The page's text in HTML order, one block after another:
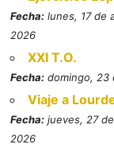
Fecha: lunes, 17 de
2026
XXI T.O.
Fecha: domingo, 23
Viaje a
Fecha: jueves, 27
2026